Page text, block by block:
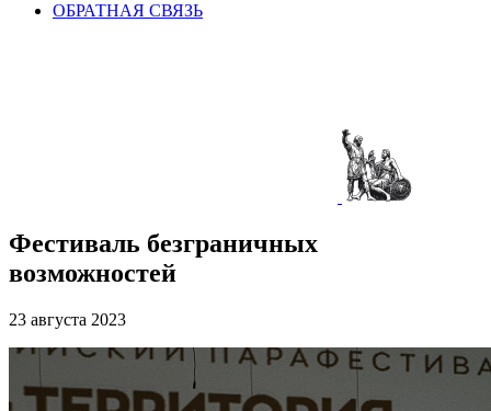
ОБРАТНАЯ СВЯЗЬ
Фестиваль безграничных
возможностей
23 августа 2023